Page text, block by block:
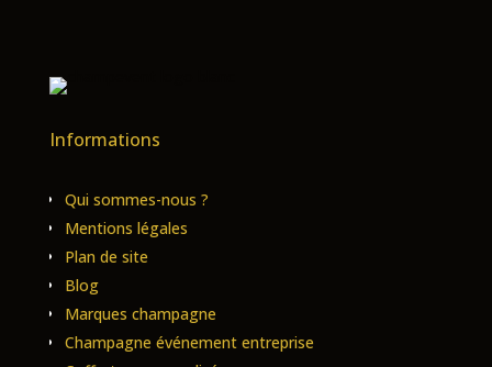
Informations
Qui sommes-nous ?
Mentions légales
Plan de site
Blog
Marques champagne
Champagne événement entreprise